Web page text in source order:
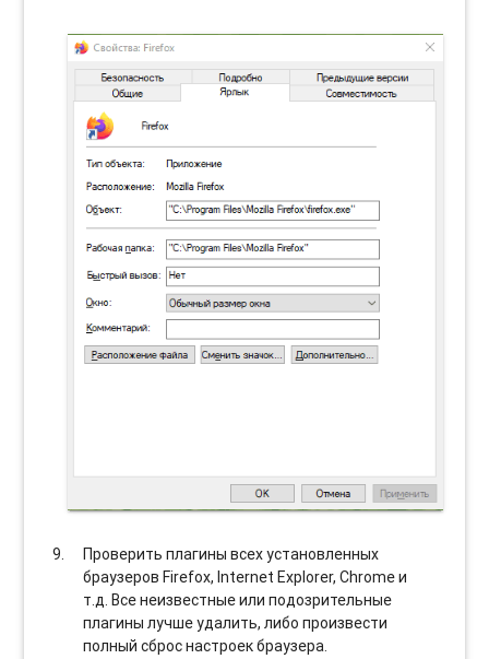
Проверить плагины всех установленных
браузеров Firefox, Internet Explorer, Chrome и
т.д. Все неизвестные или подозрительные
плагины лучше удалить, либо произвести
полный сброс настроек браузера.